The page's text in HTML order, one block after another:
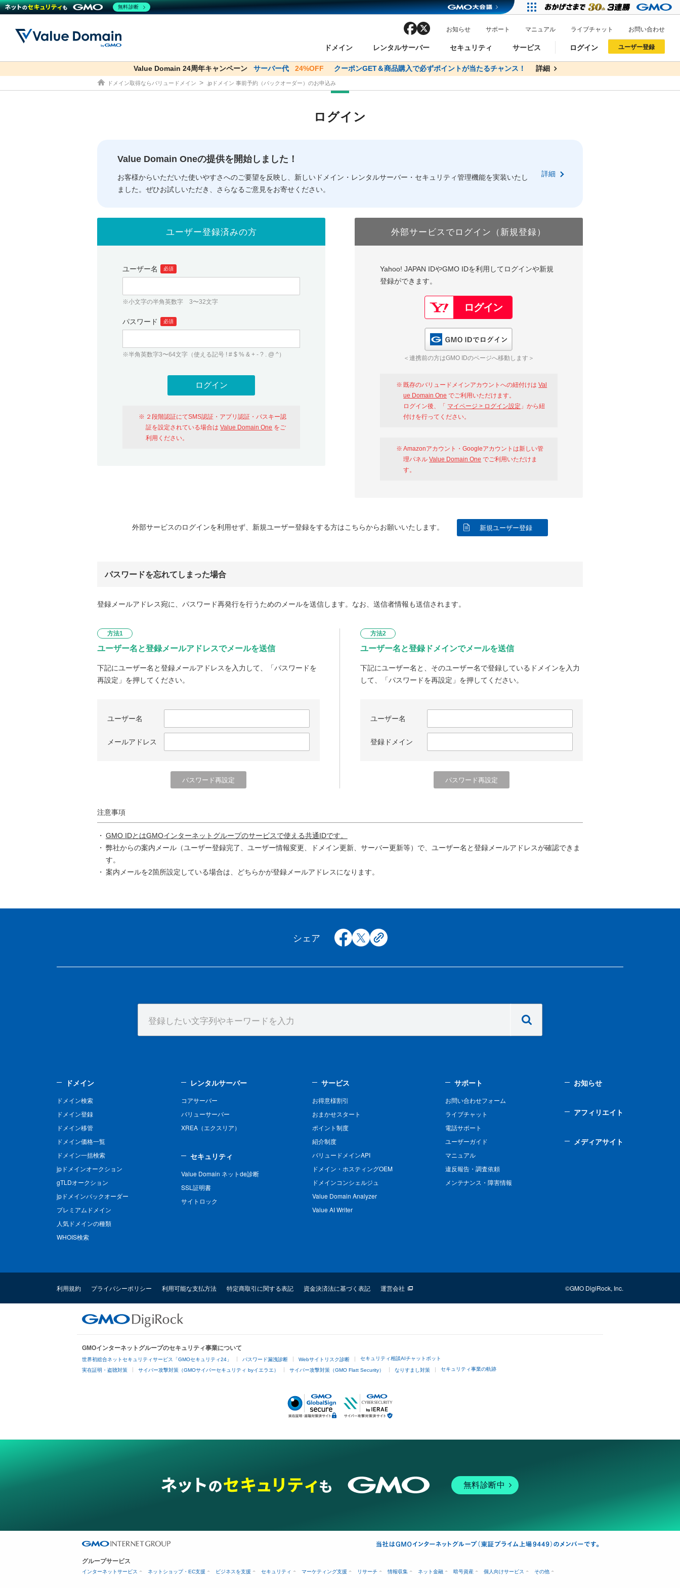
ドメイン
ドメイン ドメイン検索
ドメイン一括検索
人気ドメインの種類 WHOIS検索
レンタルサーバー
レンタルサーバー コアサーバー
セキュリティ
セキュリティ Value Domain ネットde診断
サービス
サービス お得意様割引
バリュードメインAPI
facebook お知らせ サポート マニュアル ライブチャット お問い合わせ
ログイン
従来のバリュードメインをご利用希望の方 おすすめ One レンタルサーバーを含む最新の機能を使う方
以下でもログイン可能
ユーザー登録
従来のバリュードメインをご利用希望の方 おすすめ One レンタルサーバーを含む最新の機能を使う方
以下でも登録可能
Value Domain 24周年キャンペーン サーバー代 24%OFF クーポンGET＆商品購入で必ずポイントが当たるチャンス！ 詳細
co.jpドメイン✕コアサーバーV2ビジネス応援キャンペーン サーバー料金1年間無料 詳細
ドメイン取得ならバリュードメイン .jpドメイン 事前予約（バックオーダー）のお申込み
ログイン
Value Domain Oneの提供を開始しました！
お客様からいただいた使いやすさへのご要望を反映し、新しいドメイン・レンタルサーバー・セキュリティ管理機能を実装いたし
ました。ぜひお試しいただき、さらなるご意見をお寄せください。
詳細
ユーザー登録済みの方
ユーザー名 必須
※小文字の半角英数字 3〜32文字
パスワード 必須
※半角英数字3〜64文字（使える記号 ! # $ % & + - ? . @ ^）
２段階認証にてSMS認証・アプリ認証・パスキー認
証を設定されている場合はValue Domain One をご
利用ください。
外部サービスでログイン（新規登録）
Yahoo! JAPAN IDやGMO IDを利用してログインや新規
登録ができます。
＜連携前の方はGMO IDのページへ移動します＞
既存のバリュードメインアカウントへの紐付けはVal
ue Domain One でご利用いただけます。
ログイン後、「 マイページ > ログイン設定 」から紐
付けを行ってください。
Amazonアカウント・Googleアカウントは新しい管
理パネルValue Domain One でご利用いただけま
す。
外部サービスのログインを利用せず、新規ユーザー登録をする方はこちらからお願いいたします。 新規ユーザー登録
パスワードを忘れてしまった場合
登録メールアドレス宛に、パスワード再発行を行うためのメールを送信します。なお、送信者情報も送信されます。
方法1
ユーザー名と登録メールアドレスでメールを送信
下記にユーザー名と登録メールアドレスを入力して、「パスワードを
再設定」を押してください。
ユーザー名
メールアドレス
方法2
ユーザー名と登録ドメインでメールを送信
下記にユーザー名と、そのユーザー名で登録しているドメインを入力
して、「パスワードを再設定」を押してください。
ユーザー名
登録ドメイン
注意事項
GMO IDとはGMOインターネットグループのサービスで使える共通IDです。
弊社からの案内メール（ユーザー登録完了、ユーザー情報変更、ドメイン更新、サーバー更新等）で、ユーザー名と登録メールアドレスが確認できま
す。
案内メールを2箇所設定している場合は、どちらかが登録メールアドレスになります。
シェア facebook
x copy
ドメイン
ドメイン検索
ドメイン登録
ドメイン移管
ドメイン価格一覧
ドメイン一括検索
jpドメインオークション
gTLDオークション
jpドメインバックオーダー
プレミアムドメイン
人気ドメインの種類
WHOIS検索
レンタルサーバー
コアサーバー
バリューサーバー
XREA（エクスリア）
セキュリティ
Value Domain ネットde診断
SSL証明書
サイトロック
サービス
お得意様割引
おまかせスタート
ポイント制度
紹介制度
バリュードメインAPI
ドメイン・ホスティングOEM
ドメインコンシェルジュ
Value Domain Analyzer
Value AI Writer
サポート
お問い合わせフォーム
ライブチャット
電話サポート
ユーザーガイド
マニュアル
違反報告・調査依頼
メンテナンス・障害情報
お知らせ
アフィリエイト
メディアサイト
利用規約 プライバシーポリシー 利用可能な支払方法 特定商取引に関する表記 資金決済法に基づく表記 運営会社 ©GMO DigiRock, Inc.
GMOインターネットグループのセキュリティ事業について
世界初総合ネットセキュリティサービス「GMOセキュリティ24」 パスワード漏洩診断 Webサイトリスク診断 セキュリティ相談AIチャットボット
実在証明・盗聴対策 サイバー攻撃対策（GMOサイバーセキュリティ byイエラエ） サイバー攻撃対策（GMO Flatt Security） なりすまし対策 セキュリティ事業の軌跡
無料診断中
グループサービス
インターネットサービス ネットショップ・EC支援 ビジネスを支援 セキュリティ マーケティング支援 リサーチ 情報収集 ネット金融 暗号資産 個人向けサービス その他
無料診断